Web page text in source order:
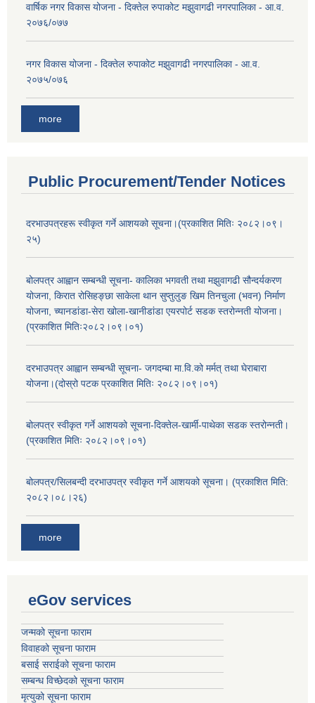
वार्षिक नगर विकास योजना - दिक्तेल रुपाकोट मझुवागढी नगरपालिका - आ.व.
२०७६/०७७
नगर विकास योजना - दिक्तेल रुपाकोट मझुवागढी नगरपालिका - आ.व.
२०७५/०७६
more
Public Procurement/Tender Notices
दरभाउपत्रहरू स्वीकृत गर्ने आशयको सूचना।(प्रकाशित मितिः २०८२।०९।
२५)
बोलपत्र आह्वान सम्बन्धी सूचना- कालिका भगवती तथा मझुवागढी सौन्दर्यकरण
योजना, किरात रोसिहङ्छा साकेला थान सुप्तुलुङ खिम तिनचुला (भवन) निर्माण
योजना, च्यानडांडा-सेरा खोला-खानीडांडा एयरपोर्ट सडक स्तरोन्नती योजना।
(प्रकाशित मितिः२०८२।०९।०१)
दरभाउपत्र आह्वान सम्बन्धी सूचना- जगदम्बा मा.वि.को मर्मत् तथा घेराबारा
योजना।(दोस्रो पटक प्रकाशित मितिः २०८२।०९।०१)
बोलपत्र स्वीकृत गर्ने आशयको सूचना-दिक्तेल-खार्मी-पाथेका सडक स्तरोन्नती।
(प्रकाशित मितिः २०८२।०९।०१)
बोलपत्र/सिलबन्दी दरभाउपत्र स्वीकृत गर्ने आशयको सूचना। (प्रकाशित मिति:
२०८२।०८।२६)
more
eGov services
जन्मको सूचना फाराम
विवाहको सूचना फाराम
बसाई सराईको सूचना फाराम
सम्बन्ध विच्छेदको सूचना फाराम
मृत्युको सूचना फाराम